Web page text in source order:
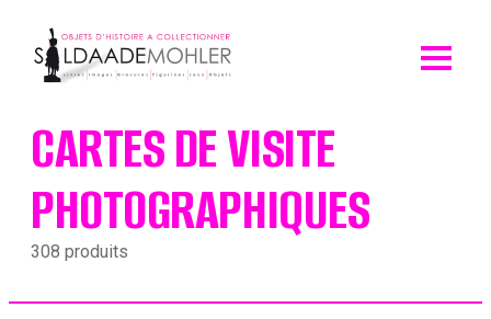
content
CARTES DE VISITE
PHOTOGRAPHIQUES
308 produits